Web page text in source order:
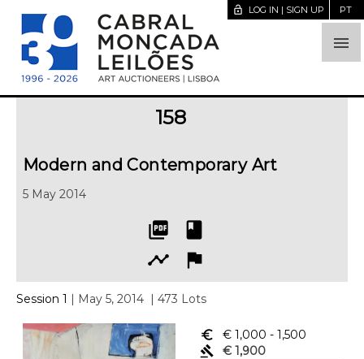

lock_open LOG IN | SIGN UP PT
158
Modern and Contemporary Art
5 May 2014
picture_as_pdf
book
timeline
flag
Session 1 | May 5, 2014 | 473 Lots
euro_symbol € 1,000 - 1,500
gavel
€ 1,900